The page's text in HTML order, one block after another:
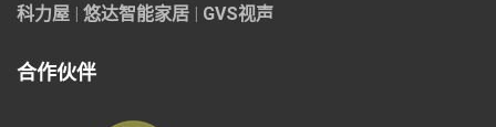
科力屋
悠达智能家居 GVS视声
合作伙伴